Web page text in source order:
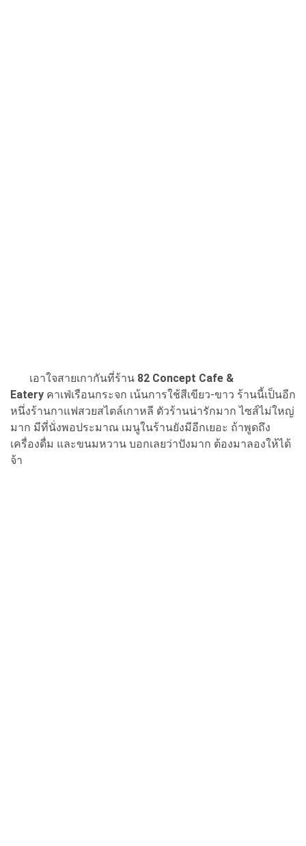
เอาใจสายเกากันที่ร้าน 82 Concept Cafe &
Eatery คาเฟ่เรือนกระจก เน้นการใช้สีเขียว-ขาว ร้านนี้เป็นอีก
หนึ่งร้านกาแฟสวยสไตล์เกาหลี ตัวร้านน่ารักมาก ไซส์ไม่ใหญ่
มาก มีที่นั่งพอประมาณ เมนูในร้านยังมีอีกเยอะ ถ้าพูดถึง
เครื่องดื่ม และขนมหวาน บอกเลยว่าปังมาก ต้องมาลองให้ได้
จ้า